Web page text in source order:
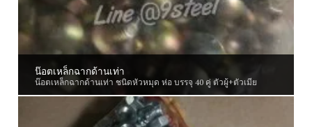
น๊อตเหล็กฉากด้านเท่า
น๊อตเหล็กฉากด้านเท่า ชนิดหัวหมุด ห่อ บรรจุ 40 คู่ ตัวผู้+ตัวเมีย